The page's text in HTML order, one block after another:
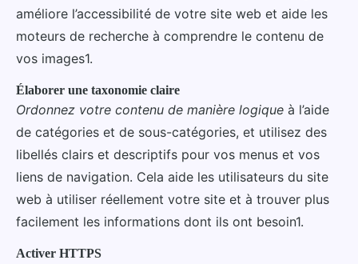
améliore l’accessibilité de votre site web et aide les
moteurs de recherche à comprendre le contenu de
vos images1.
Élaborer une taxonomie claire
Ordonnez votre contenu de manière logique à l’aide
de catégories et de sous-catégories, et utilisez des
libellés clairs et descriptifs pour vos menus et vos
liens de navigation. Cela aide les utilisateurs du site
web à utiliser réellement votre site et à trouver plus
facilement les informations dont ils ont besoin1.
Activer HTTPS